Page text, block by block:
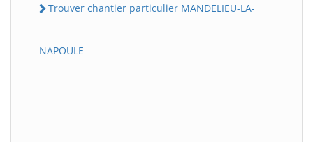
Trouver chantier particulier MANDELIEU-LA-
NAPOULE